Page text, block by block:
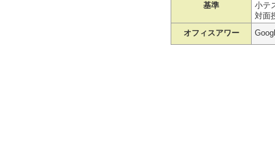
基準
小テ
対面
オフィスアワー